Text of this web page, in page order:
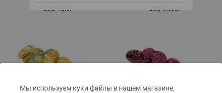
Мы используем куки файлы в нашем магазине.